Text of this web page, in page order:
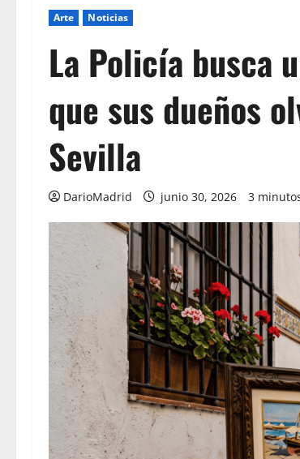
Arte Noticias
La Policía busca
que sus dueños
Sevilla
DarioMadrid junio 30, 2026 3